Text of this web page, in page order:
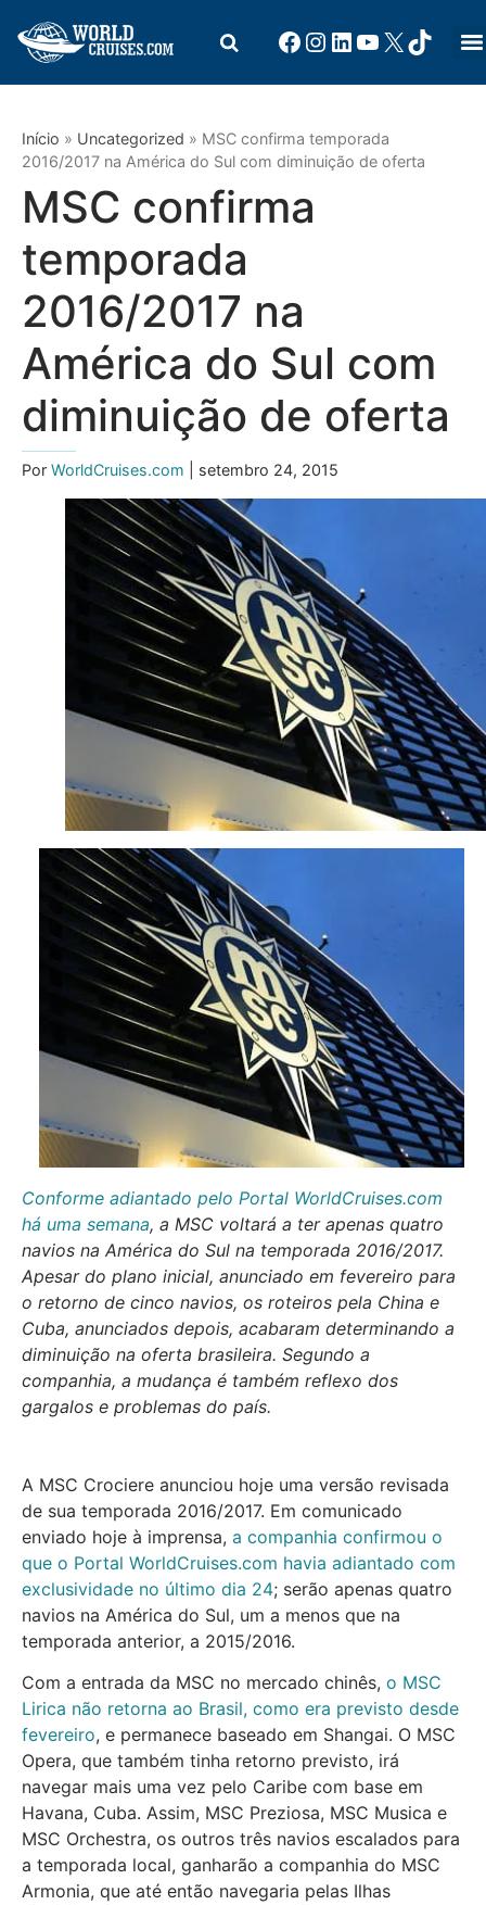
Início » Uncategorized » MSC confirma temporada
2016/2017 na América do Sul com diminuição de oferta
MSC confirma
temporada
2016/2017 na
América do Sul com
diminuição de oferta
Por WorldCruises.com | setembro 24, 2015
Conforme adiantado pelo Portal WorldCruises.com
há uma semana, a MSC voltará a ter apenas quatro
navios na América do Sul na temporada 2016/2017.
Apesar do plano inicial, anunciado em fevereiro para
o retorno de cinco navios, os roteiros pela China e
Cuba, anunciados depois, acabaram determinando a
diminuição na oferta brasileira. Segundo a
companhia, a mudança é também reflexo dos
gargalos e problemas do país.
A MSC Crociere anunciou hoje uma versão revisada
de sua temporada 2016/2017. Em comunicado
enviado hoje à imprensa, a companhia confirmou o
que o Portal WorldCruises.com havia adiantado com
exclusividade no último dia 24; serão apenas quatro
navios na América do Sul, um a menos que na
temporada anterior, a 2015/2016.
Com a entrada da MSC no mercado chinês, o MSC
Lirica não retorna ao Brasil, como era previsto desde
fevereiro, e permanece baseado em Shangai. O MSC
Opera, que também tinha retorno previsto, irá
navegar mais uma vez pelo Caribe com base em
Havana, Cuba. Assim, MSC Preziosa, MSC Musica e
MSC Orchestra, os outros três navios escalados para
a temporada local, ganharão a companhia do MSC
Armonia, que até então navegaria pelas Ilhas